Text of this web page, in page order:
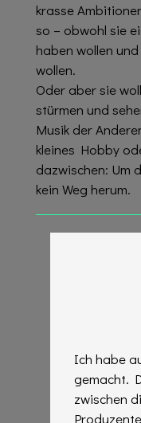
krasse
so – obwohl sie
haben wollen
wollen.
Oder aber sie
stürmen und
Musik der
kleines Hobby
dazwischen: Um
kein Weg herum.
Ich habe
gemacht.
zwischen